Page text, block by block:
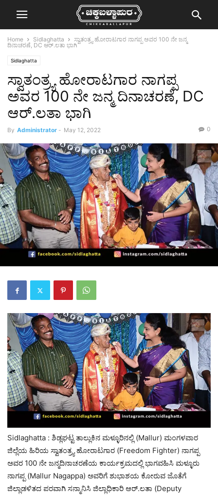
Home Sidlaghatta
ಸ್ವಾತಂತ್ರ್ಯ ಹೋರಾಟಗಾರ ನಾಗಪ್ಪ ಅವರ 100 ನೇ ಜನ್ಮ
ದಿನಾಚರಣೆ, DC ಆರ್.ಲತಾ ಭಾಗಿ
Sidlaghatta
ಸ್ವಾತಂತ್ರ್ಯ ಹೋರಾಟಗಾರ ನಾಗಪ್ಪ
ಅವರ 100 ನೇ ಜನ್ಮ ದಿನಾಚರಣೆ, DC
ಆರ್.ಲತಾ ಭಾಗಿ
By Administrator - May 12, 2022 0
Sidlaghatta : ಶಿಡ್ಲಘಟ್ಟ ತಾಲ್ಲುಕಿನ ಮಳ್ಳೂರಿನಲ್ಲಿ (Mallur) ಮಂಗಳವಾರ
ಜಿಲ್ಲೆಯ ಹಿರಿಯ ಸ್ವಾತಂತ್ರ್ಯ ಹೋರಾಟಗಾರ (Freedom Fighter) ನಾಗಪ್ಪ
ಅವರ 100 ನೇ ಜನ್ಮದಿನಾಚರಣೆಯ ಕಾರ್ಯಕ್ರಮದಲ್ಲಿ ಭಾಗವಹಿಸಿ ಮಳ್ಳೂರು
ನಾಗಪ್ಪ (Mallur Nagappa) ಅವರಿಗೆ ಶುಭಾಶಯ ಕೋರುವ ಜೊತೆಗೆ
ಜಿಲ್ಲಾಡಳಿತದ ಪರವಾಗಿ ಸನ್ಮಾನಿಸಿ ಜಿಲ್ಲಾಧಿಕಾರಿ ಆರ್.ಲತಾ (Deputy